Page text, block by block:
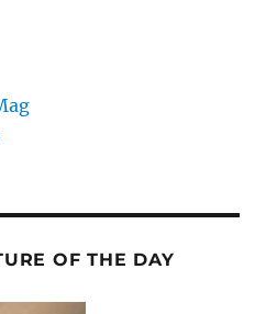
OF THE DAY